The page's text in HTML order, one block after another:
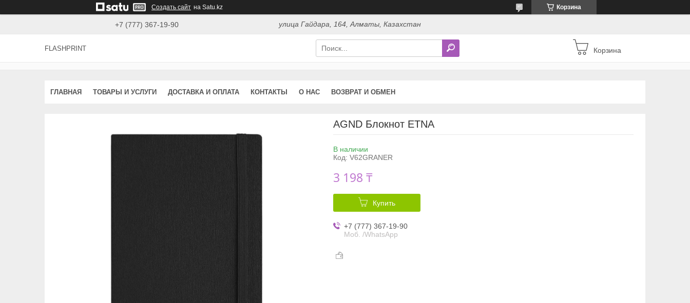
Создать сайт на Satu.kz Корзина
+7 (777) 367-19-90 улица Гайдара, 164, Алматы, Казахстан
FLASHPRINT Корзина
ГЛАВНАЯ ТОВАРЫ И УСЛУГИ ДОСТАВКА И ОПЛАТА КОНТАКТЫ О НАС ВОЗВРАТ И ОБМЕН
AGND Блокнот ETNA
В наличии
Код: V62GRANER
3 198 ₸
Купить
+7 (777) 367-19-90
Моб. /WhatsApp